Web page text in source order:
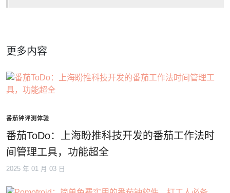
更多内容
番茄钟评测体验
番茄ToDo：上海盼推科技开发的番茄工作法时
间管理工具，功能超全
2025 年 01 月 03 日